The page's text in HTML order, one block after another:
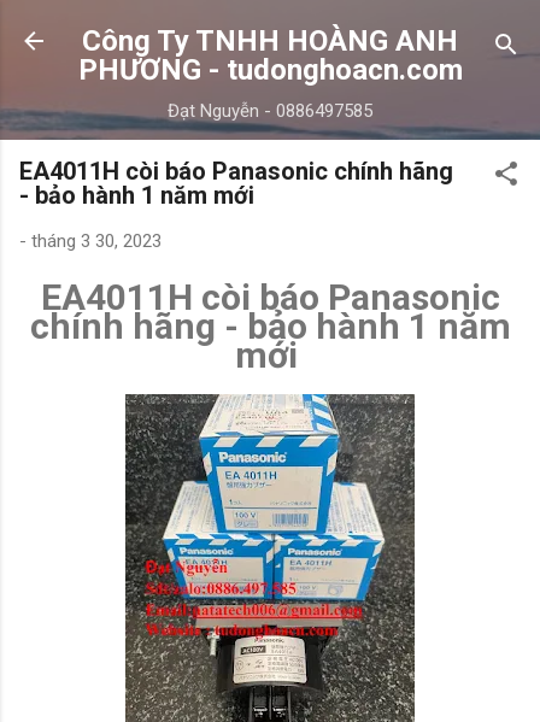
Chuyển đến nội dung chính
Công Ty TNHH HOÀNG ANH
PHƯƠNG - tudonghoacn.com
Đạt Nguyễn - 0886497585
EA4011H còi báo Panasonic chính hãng
- bảo hành 1 năm mới
- tháng 3 30, 2023
EA4011H còi báo Panasonic
chính hãng - bảo hành 1 năm
mới